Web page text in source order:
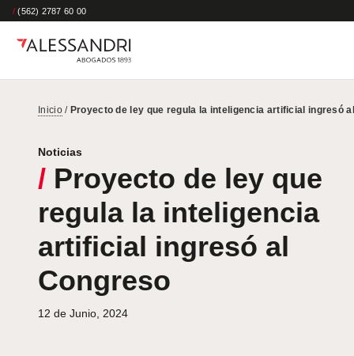
/ (562) 2787 60 00
Inicio/ Proyecto de ley que regula la inteligencia artificial ingresó
Noticias
/ Proyecto de ley que
regula la inteligencia
artificial ingresó al
Congreso
12 de Junio, 2024